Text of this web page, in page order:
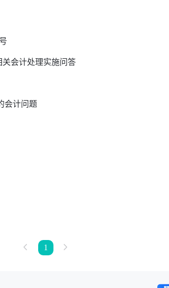
会计处理实施问答
会计问题
1